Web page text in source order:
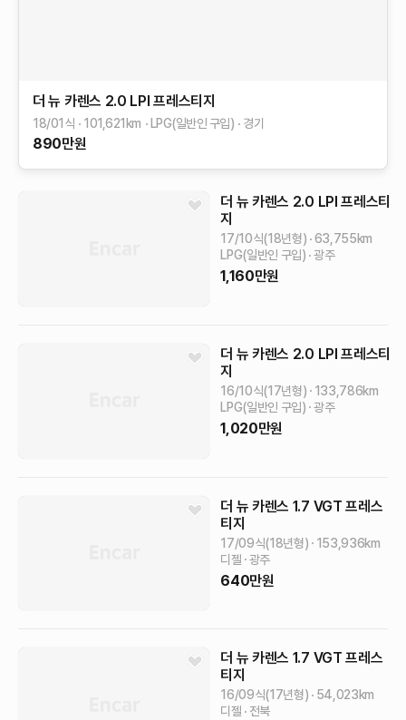
더 뉴 카렌스 2.0 LPI 프레스티지
18/01식 101,621 km LPG(일반인 구입) 경기
890만원
더 뉴 카렌스 2.0 LPI 프레스티
지
17/10식(18년형) 63,755km
LPG(일반인 구입) 광주
1,160만원
더 뉴 카렌스 2.0 LPI 프레스티
지
16/10식(17년형) 133,786km
LPG(일반인 구입) 광주
1,020만원
더 뉴 카렌스 1.7 VGT 프레스
티지
17/09식(18년형) 153,936km
디젤 광주
640만원
더 뉴 카렌스 1.7 VGT 프레스
티지
16/09식(17년형) 54,023km
디젤
전북